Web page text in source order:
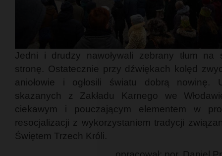
Jedni i drudzy nawoływali zebrany tłum na
stronę. Ostatecznie przy dźwiękach kolęd
aniołowie i ogłosili światu dobrą nowinę.
skazanych z Zakładu Karnego we
ciekawym i pouczającym elementem w
resocjalizacji z wykorzystaniem tradycji
Świętem Trzech Króli.